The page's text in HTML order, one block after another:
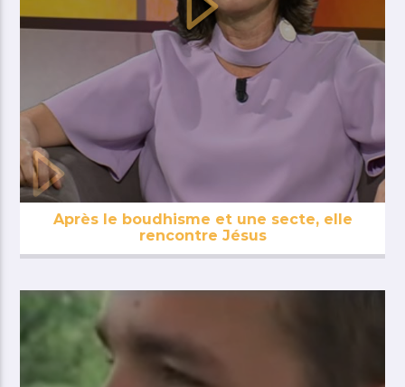
Après le boudhisme et une secte, elle
rencontre Jésus